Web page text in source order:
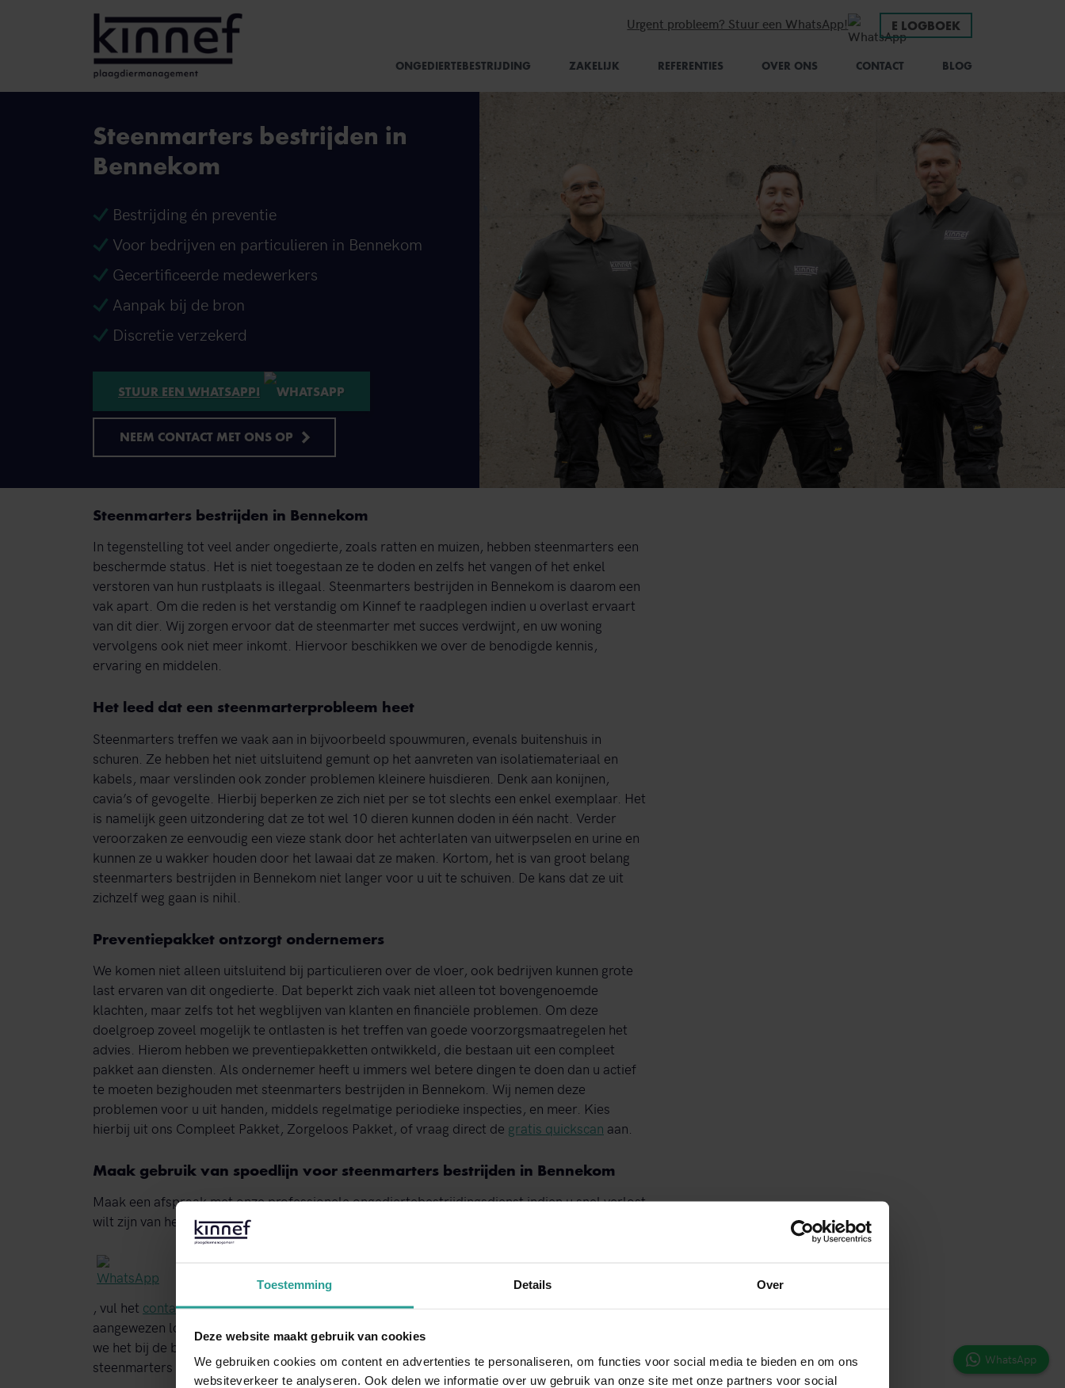
Toestemming Details Over
Deze website maakt gebruik van cookies
We gebruiken cookies om content en advertenties te personaliseren, om functies voor social media te bieden en om ons
websiteverkeer te analyseren. Ook delen we informatie over uw gebruik van onze site met onze partners voor social
Urgent probleem? Stuur een WhatsApp! E LOGBOEK
ONGEDIERTEBESTRIJDING ZAKELIJK REFERENTIES OVER ONS CONTACT BLOG
Steenmarters bestrijden in
Bennekom
Bestrijding én preventie
Voor bedrijven en particulieren in Bennekom
Gecertificeerde medewerkers
Aanpak bij de bron
Discretie verzekerd
STUUR EEN WHATSAPP!
NEEM CONTACT MET ONS OP
Steenmarters bestrijden in Bennekom
In tegenstelling tot veel ander ongedierte, zoals ratten en muizen, hebben steenmarters een
beschermde status. Het is niet toegestaan ze te doden en zelfs het vangen of het enkel
verstoren van hun rustplaats is illegaal. Steenmarters bestrijden in Bennekom is daarom een
vak apart. Om die reden is het verstandig om Kinnef te raadplegen indien u overlast ervaart
van dit dier. Wij zorgen ervoor dat de steenmarter met succes verdwijnt, en uw woning
vervolgens ook niet meer inkomt. Hiervoor beschikken we over de benodigde kennis,
ervaring en middelen.
Het leed dat een steenmarterprobleem heet
Steenmarters treffen we vaak aan in bijvoorbeeld spouwmuren, evenals buitenshuis in
schuren. Ze hebben het niet uitsluitend gemunt op het aanvreten van isolatiemateriaal en
kabels, maar verslinden ook zonder problemen kleinere huisdieren. Denk aan konijnen,
cavia’s of gevogelte. Hierbij beperken ze zich niet per se tot slechts een enkel exemplaar. Het
is namelijk geen uitzondering dat ze tot wel 10 dieren kunnen doden in één nacht. Verder
veroorzaken ze eenvoudig een vieze stank door het achterlaten van uitwerpselen en urine en
kunnen ze u wakker houden door het lawaai dat ze maken. Kortom, het is van groot belang
steenmarters bestrijden in Bennekom niet langer voor u uit te schuiven. De kans dat ze uit
zichzelf weg gaan is nihil.
Preventiepakket ontzorgt ondernemers
We komen niet alleen uitsluitend bij particulieren over de vloer, ook bedrijven kunnen grote
last ervaren van dit ongedierte. Dat beperkt zich vaak niet alleen tot bovengenoemde
klachten, maar zelfs tot het wegblijven van klanten en financiële problemen. Om deze
doelgroep zoveel mogelijk te ontlasten is het treffen van goede voorzorgsmaatregelen het
advies. Hierom hebben we preventiepakketten ontwikkeld, die bestaan uit een compleet
pakket aan diensten. Als ondernemer heeft u immers wel betere dingen te doen dan u actief
te moeten bezighouden met steenmarters bestrijden in Bennekom. Wij nemen deze
problemen voor u uit handen, middels regelmatige periodieke inspecties, en meer. Kies
hierbij uit ons Compleet Pakket, Zorgeloos Pakket, of vraag direct de gratis quickscan aan.
Maak gebruik van spoedlijn voor steenmarters bestrijden in Bennekom
Maak een afspraak met onze professionele ongediertebestrijdingsdienst indien u snel verlost
wilt zijn van het ongedierteprobleem. Bel ons via het nummer
, vul het contactformulierin of stuur ons een e-mail. We kunnen al binnen 4 uur op de
aangewezen locatie verschijnen, waarna er onmiddellijk een inspectie plaats zal vinden, zodat
we het bij de bron kunnen aanpakken. Wilt u meer te weten komen over onze aanpak omtrent
steenmarters bestrijden in Bennekom, dan zijn we 24/7 te bereiken.
WhatsApp